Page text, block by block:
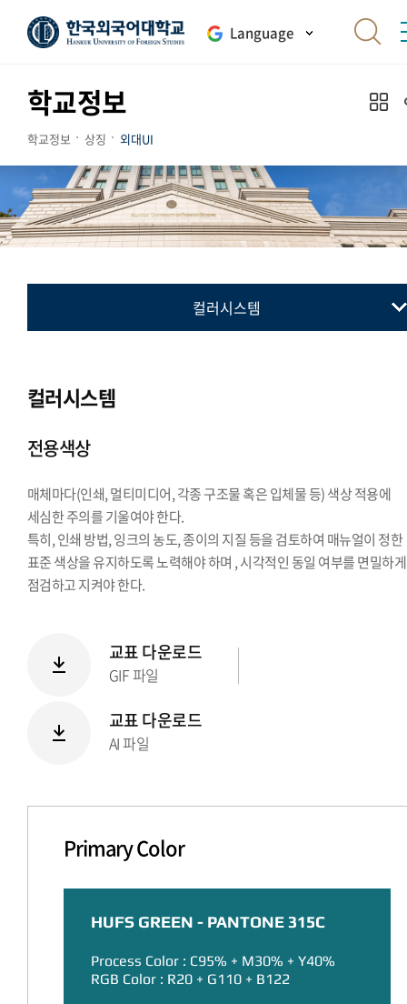
Language
학교정보
학교정보 상징 외대UI
컬러시스템
전용서체
캐릭터
컬러시스템
전용색상
매체마다(인쇄, 멀티미디어, 각종 구조물 혹은 입체물 등) 색상 적용에
세심한 주의를 기울여야 한다.
특히, 인쇄 방법, 잉크의 농도, 종이의 지질 등을 검토하여 매뉴얼이 정한
표준 색상을 유지하도록 노력해야 하며 , 시각적인 동일 여부를 면밀하게
점검하고 지켜야 한다.
교표 다운로드
GIF 파일
교표 다운로드
AI 파일
Primary Color
HUFS GREEN - PANTONE 315C
Process Color : C95% + M30% + Y40%
RGB Color : R20 + G110 + B122